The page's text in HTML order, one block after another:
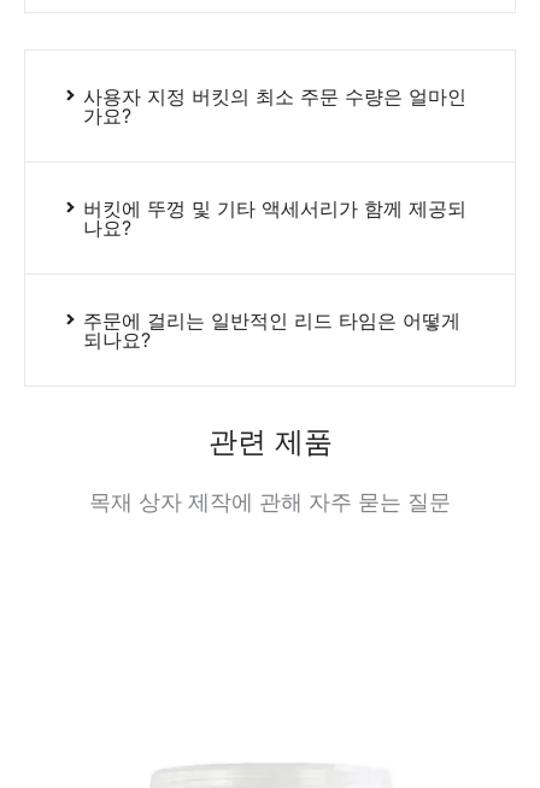
사용자 지정 버킷의 최소 주문 수량은 얼마인
가요?
버킷에 뚜껑 및 기타 액세서리가 함께 제공되
나요?
주문에 걸리는 일반적인 리드 타임은 어떻게
되나요?
관련 제품
목재 상자 제작에 관해 자주 묻는 질문